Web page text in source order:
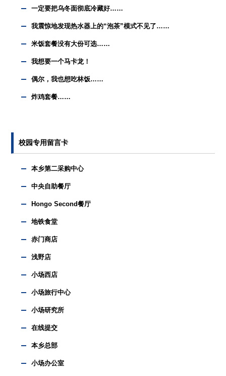
一定要把乌冬面彻底冷藏好……
我震惊地发现热水器上的“泡茶”模式不见了……
米饭套餐没有大份可选……
我想要一个马卡龙！
偶尔，我也想吃林饭……
炸鸡套餐……
校园专用留言卡
本乡第二采购中心
中央自助餐厅
Hongo Second餐厅
地铁食堂
赤门商店
浅野店
小场西店
小场旅行中心
小场研究所
在线提交
本乡总部
小场办公室